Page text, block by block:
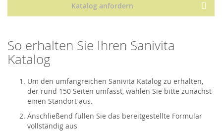
Katalog anfordern
So erhalten Sie Ihren Sanivita
Katalog
Um den umfangreichen Sanivita Katalog zu erhalten,
der rund 150 Seiten umfasst, wählen Sie bitte zunächst
einen Standort aus.
Anschließend füllen Sie das bereitgestellte Formular
vollständig aus